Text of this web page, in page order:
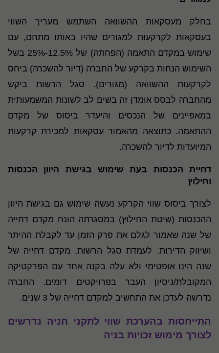
בחלק מעסקאות ההשוואה השתמש מעריך השווי
בעסקאות לקרקעות למגורים שהיו באותו מתחם, עם
שימוש במקדם התאמה (הפחתה) של 12.5%-25% בשל
השימוש הנחות בקרקע של החברה (דיור להשכרה) ביחס
לקרקעות ההשוואה (מגורים). סגל הרשות ביקש
מהחברה לבסס אומדן זה בשים לב לשונות המשמעותית
במאפיינים של הנכסים והיעדר ביסוס של מקדם
ההתאמה. כתוצאה מהאמור עסקאות למכירת קרקעות
המיועדות לדיור להשכרה.
דחיית הכנסות בעת שימוש בגישת היוון הכנסות
וחילוץ
לצורך ביסוס שווי הקרקע נעשה שימוש גם בגישת היוון
ההכנסות (שיטת החילוץ) במסגרתה הונח מקדם דחייה
של שנה שאמור לגלם את פרק הזמן עד לקבלת ההיתר
ושיווק הדירות. לעמדת סגל הרשות, מקדם דחייה של
שנה הינו אופטימי ולא עלה בקנה אחד עם הפרקטיקה
המקובלת/ניסיון העבר בפרויקטים דומים. החברה
נדרשה לעדכן את התחשיב למקדם דחייה של 3 שנים.
התייחסות בהערכת שווי לתקני חניה נדרשים
לצורך מימוש זכויות בניה